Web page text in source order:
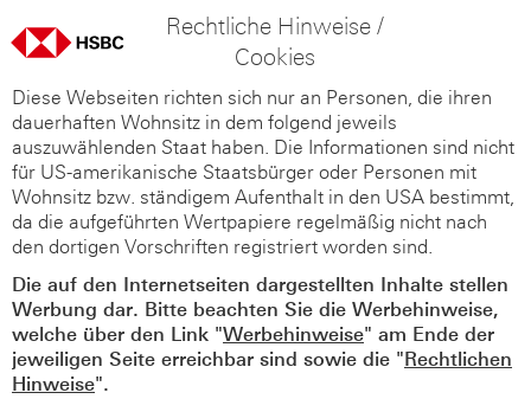
Rechtliche Hinweise /
Cookies
Diese Webseiten richten sich nur an Personen, die ihren
dauerhaften Wohnsitz in dem folgend jeweils
auszuwählenden Staat haben. Die Informationen sind nicht
für US-amerikanische Staatsbürger oder Personen mit
Wohnsitz bzw. ständigem Aufenthalt in den USA bestimmt,
da die aufgeführten Wertpapiere regelmäßig nicht nach
den dortigen Vorschriften registriert worden sind.
Die auf den Internetseiten dargestellten Inhalte stellen
Werbung dar. Bitte beachten Sie die Werbehinweise,
welche über den Link "Werbehinweise" am Ende der
jeweiligen Seite erreichbar sind sowie die "Rechtlichen
Hinweise".